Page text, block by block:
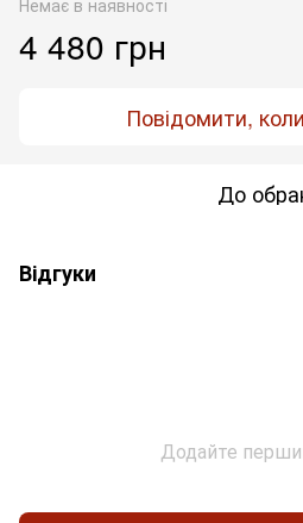
4 480 грн
Повідомити,
До
Відгуки
Додайте